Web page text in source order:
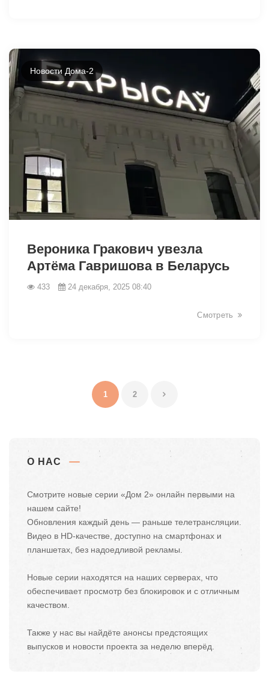
Новости Дома-2
Вероника Гракович увезла
Артёма Гавришова в Беларусь
433 24 декабря, 2025 08:40
Смотреть
1 2
О НАС
Смотрите новые серии «Дом 2» онлайн первыми на
нашем сайте!
Обновления каждый день — раньше телетрансляции.
Видео в HD-качестве, доступно на смартфонах и
планшетах, без надоедливой рекламы.
Новые серии находятся на наших серверах, что
обеспечивает просмотр без блокировок и с отличным
качеством.
Также у нас вы найдёте анонсы предстоящих
выпусков и новости проекта за неделю вперёд.